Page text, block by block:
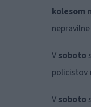
kolesom
Vsoboto
policistov
Vsoboto